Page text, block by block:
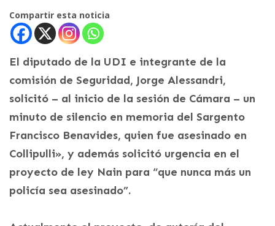
Compartir esta noticia
El diputado de la UDI e integrante de la
comisión de Seguridad, Jorge Alessandri,
solicitó – al inicio de la sesión de Cámara – un
minuto de silencio en memoria del Sargento
Francisco Benavides, quien fue asesinado en
Collipulli», y además solicitó urgencia en el
proyecto de ley Nain para “que nunca más un
policía sea asesinado”.